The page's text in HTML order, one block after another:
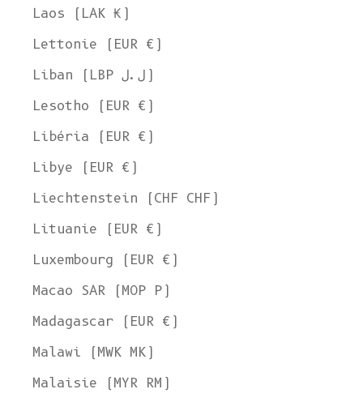
Laos (LAK ₭)
Lettonie (EUR €)
Liban (LBP ل.ل)
Lesotho (EUR €)
Libéria (EUR €)
Libye (EUR €)
Liechtenstein (CHF CHF)
Lituanie (EUR €)
Luxembourg (EUR €)
Macao SAR (MOP P)
Madagascar (EUR €)
Malawi (MWK MK)
Malaisie (MYR RM)